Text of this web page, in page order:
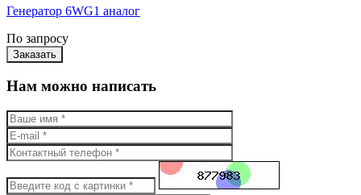
Генератор 6WG1 аналог
По запросу
Нам можно написать